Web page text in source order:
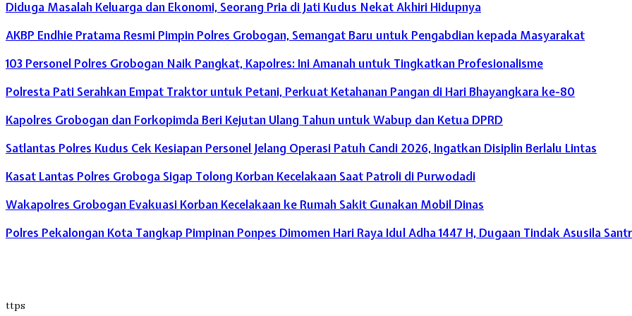
Diduga Masalah Keluarga dan Ekonomi, Seorang Pria di Jati Kudus Nekat Akhiri Hidupnya
AKBP Endhie Pratama Resmi Pimpin Polres Grobogan, Semangat Baru untuk Pengabdian kepada Masyarakat
103 Personel Polres Grobogan Naik Pangkat, Kapolres: Ini Amanah untuk Tingkatkan Profesionalisme
Polresta Pati Serahkan Empat Traktor untuk Petani, Perkuat Ketahanan Pangan di Hari Bhayangkara ke-80
Kapolres Grobogan dan Forkopimda Beri Kejutan Ulang Tahun untuk Wabup dan Ketua DPRD
Satlantas Polres Kudus Cek Kesiapan Personel Jelang Operasi Patuh Candi 2026, Ingatkan Disiplin Berlalu Lintas
Kasat Lantas Polres Groboga Sigap Tolong Korban Kecelakaan Saat Patroli di Purwodadi
Wakapolres Grobogan Evakuasi Korban Kecelakaan ke Rumah Sakit Gunakan Mobil Dinas
Polres Pekalongan Kota Tangkap Pimpinan Ponpes Dimomen Hari Raya Idul Adha 1447 H, Dugaan Tindak Asusila
ttps